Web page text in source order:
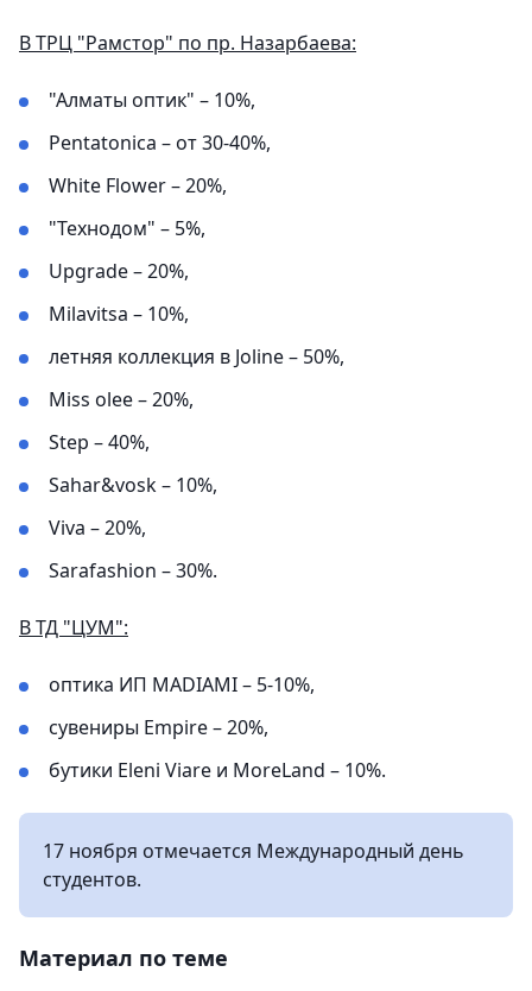
В ТРЦ "Рамстор" по пр. Назарбаева:
"Алматы оптик" – 10%,
Pentatonica – от 30-40%,
White Flower – 20%,
"Технодом" – 5%,
Upgrade – 20%,
Milavitsa – 10%,
летняя коллекция в Joline – 50%,
Miss olee – 20%,
Step – 40%,
Sahar&vosk – 10%,
Viva – 20%,
Sarafashion – 30%.
В ТД "ЦУМ":
оптика ИП MADIAMI – 5-10%,
сувениры Empire – 20%,
бутики Eleni Viare и MoreLand – 10%.
17 ноября отмечается Международный день
студентов.
Материал по теме